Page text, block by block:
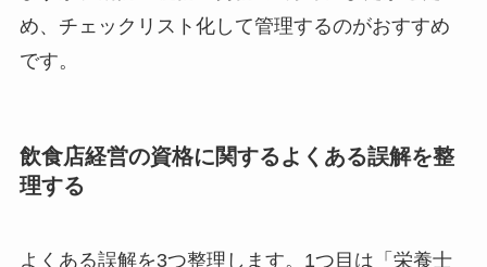
め、チェックリスト化して管理するのがおすすめ
です。
飲食店経営の資格に関するよくある誤解を整
理する
よくある誤解を3つ整理します。1つ目は「栄養士